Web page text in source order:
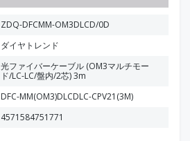
ZDQ-DFCMM-OM3DLCD/0D
ダイヤトレンド
光ファイバーケーブル (OM3マルチモー
ド/LC-LC/盤内/2芯) 3m
DFC-MM(OM3)DLCDLC-CPV21(3M)
4571584751771